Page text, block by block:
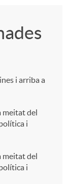
i arriba a
meitat del
i
meitat del
i